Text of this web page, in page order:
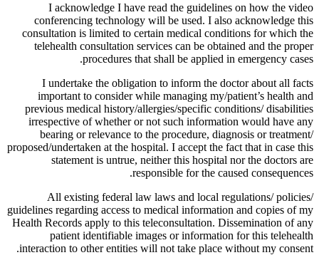
I acknowledge I have read the guidelines on how the video
conferencing technology will be used. I also acknowledge this
consultation is limited to certain medical conditions for which the
telehealth consultation services can be obtained and the proper
procedures that shall be applied in emergency cases.
I undertake the obligation to inform the doctor about all facts
important to consider while managing my/patient’s health and
previous medical history/allergies/specific conditions/ disabilities
irrespective of whether or not such information would have any
bearing or relevance to the procedure, diagnosis or treatment/
proposed/undertaken at the hospital. I accept the fact that in case this
statement is untrue, neither this hospital nor the doctors are
responsible for the caused consequences.
All existing federal law laws and local regulations/ policies/
guidelines regarding access to medical information and copies of my
Health Records apply to this teleconsultation. Dissemination of any
patient identifiable images or information for this telehealth
interaction to other entities will not take place without my consent.